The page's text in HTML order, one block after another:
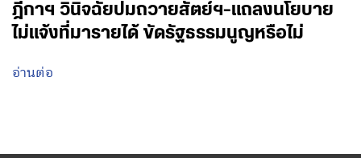
ฎีกาฯ วินิจฉัยปมถวายสัตย์ฯ-แถลงนโยบาย
ไม่แจ้งที่มารายได้ ขัดรัฐธรรมนูญหรือไม่
อ่านต่อ